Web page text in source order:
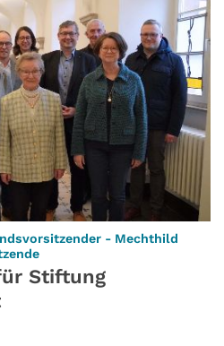
- Mechthild
Stiftung